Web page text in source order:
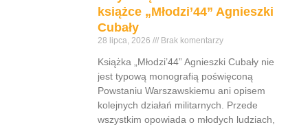
książce „Młodzi’44” Agnieszki
Cubały
28 lipca, 2026 Brak komentarzy
Książka „Młodzi’44” Agnieszki Cubały nie
jest typową monografią poświęconą
Powstaniu Warszawskiemu ani opisem
kolejnych działań militarnych. Przede
wszystkim opowiada o młodych ludziach,